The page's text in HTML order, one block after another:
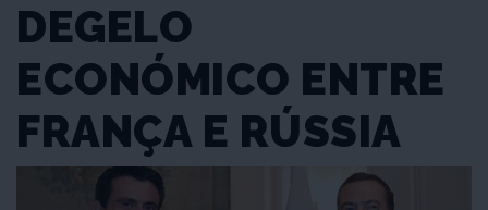
DEGELO
ECONÓMICO ENTRE
FRANÇA E RÚSSIA